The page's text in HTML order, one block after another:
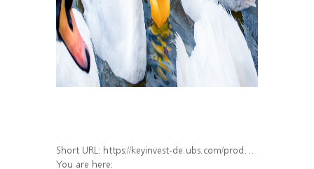
Short URL: https://keyinvest-de.ubs.com/produkt/detail/index/isin/DE000WA80813
You are here: